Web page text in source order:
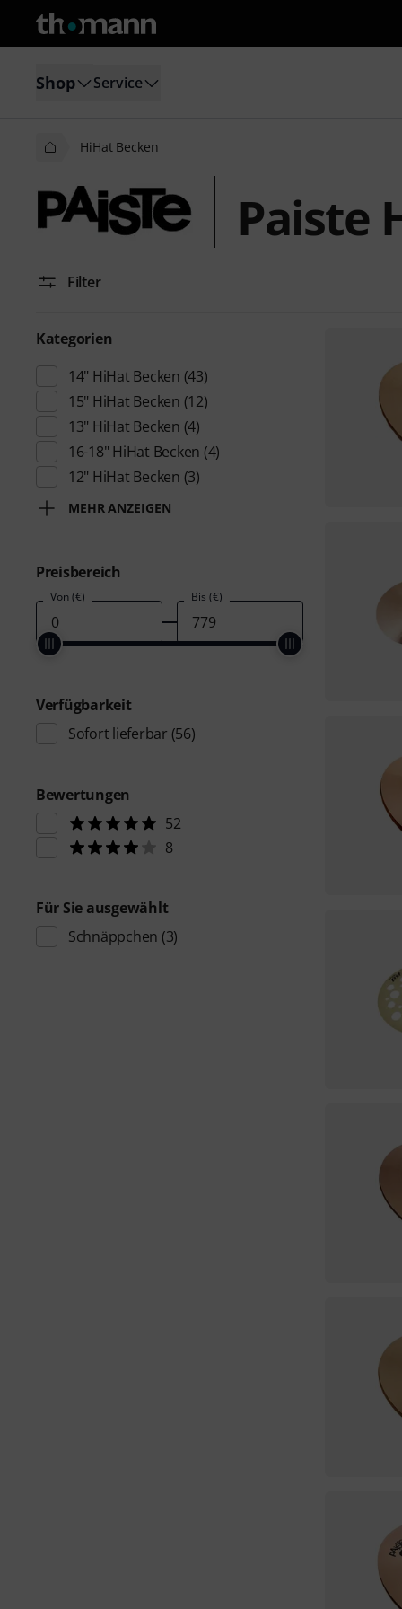
Shop Service
HiHat Becken
Paiste
Filter
Kategorien
14" HiHat Becken (43)
15" HiHat Becken (12)
13" HiHat Becken (4)
16-18" HiHat Becken (4)
12" HiHat Becken (3)
MEHR ANZEIGEN
Preisbereich
Von (€) Bis (€)
Verfügbarkeit
Sofort lieferbar (56)
Bewertungen
52
8
Für Sie ausgewählt
Schnäppchen (3)